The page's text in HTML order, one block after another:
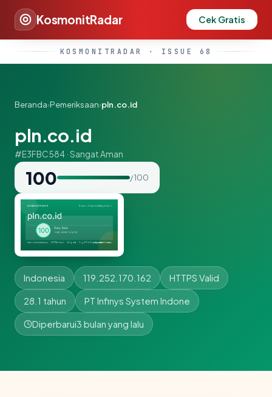
KosmonitRadar Cek Gratis
KOSMONITRADAR · ISSUE 68
Beranda›Pemeriksaan›pln.co.id
pln.co.id
#E3FBC584 · Sangat Aman
100 / 100
Indonesia 119.252.170.162 HTTPS Valid
28.1 tahun PT Infinys System Indone
Diperbarui3 bulan yang lalu